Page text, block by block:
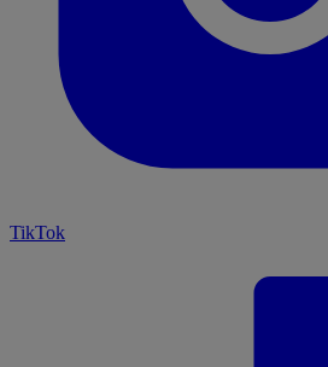
TikTok